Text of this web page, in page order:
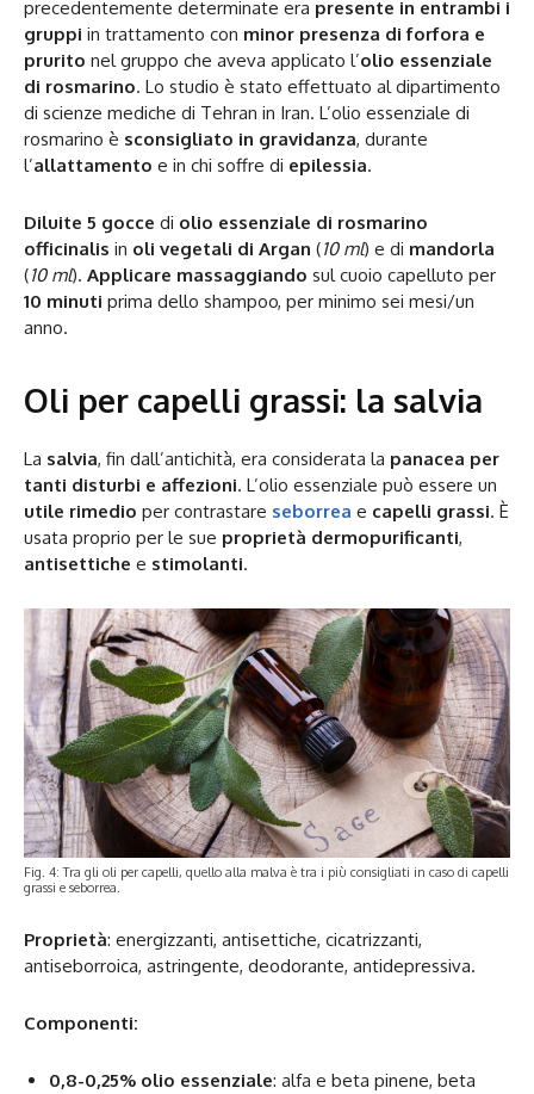
precedentemente determinate era presente in entrambi i
gruppi in trattamento con minor presenza di forfora e
prurito nel gruppo che aveva applicato l’olio essenziale
di rosmarino. Lo studio è stato effettuato al dipartimento
di scienze mediche di Tehran in Iran. L’olio essenziale di
rosmarino è sconsigliato in gravidanza, durante
l’allattamento e in chi soffre di epilessia.
Diluite 5 gocce di olio essenziale di rosmarino
officinalis in oli vegetali di Argan (10 ml) e di mandorla
(10 ml). Applicare massaggiando sul cuoio capelluto per
10 minuti prima dello shampoo, per minimo sei mesi/un
anno.
Oli per capelli grassi: la salvia
La salvia, fin dall’antichità, era considerata la panacea per
tanti disturbi e affezioni. L’olio essenziale può essere un
utile rimedio per contrastare seborrea e capelli grassi. È
usata proprio per le sue proprietà dermopurificanti,
antisettiche e stimolanti.
Fig. 4: Tra gli oli per capelli, quello alla malva è tra i più consigliati in caso di capelli
grassi e seborrea.
Proprietà: energizzanti, antisettiche, cicatrizzanti,
antiseborroica, astringente, deodorante, antidepressiva.
Componenti:
0,8-0,25% olio essenziale: alfa e beta pinene, beta